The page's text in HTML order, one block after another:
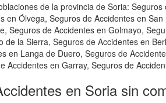
de la provincia de Soria:
en Ólvega, Seguros de Accidentes en
Seguros de Accidentes en Golmayo,
la Sierra, Seguros de Accidentes en
en Langa de Duero, Seguros de
Accidentes en Garray, Seguros de
en Soria sin